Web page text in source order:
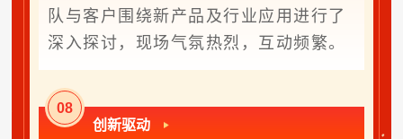
队与客户围绕新产品及行业应用进行了
深入探讨，现场气氛热烈，互动频繁。
08
创新驱动